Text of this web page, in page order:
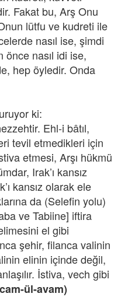
Fakat bu, Arş Onu
lütfu ve kudreti ile
nasıl ise, şimdi
önce nasıl idi ise,
hep öyledir. Onda
ki:
Ehl-i bâtıl,
tevil etmedikleri için
etmesi, Arşı hükmü
Irak’ı kansız
kansız olarak ele
da (Selefin yolu)
ve Tabiine] iftira
el gibi
şehir, filanca valinin
elinin içinde değil,
İstiva, vech gibi
ül-avam)